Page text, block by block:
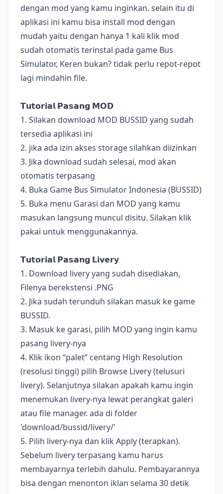
dengan mod yang kamu inginkan. selain itu di
aplikasi ini kamu bisa install mod dengan
mudah yaitu dengan hanya 1 kali klik mod
sudah otomatis terinstal pada game Bus
Simulator, Keren bukan? tidak perlu repot-repot
lagi mindahin file.
𝗧𝘂𝘁𝗼𝗿𝗶𝗮𝗹 𝗣𝗮𝘀𝗮𝗻𝗴 𝗠𝗢𝗗
1. Silakan download MOD BUSSID yang sudah
tersedia aplikasi ini
2. jika ada izin akses storage silahkan diizinkan
3. Jika download sudah selesai, mod akan
otomatis terpasang
4. Buka Game Bus Simulator Indonesia (BUSSID)
5. Buka menu Garasi dan MOD yang kamu
masukan langsung muncul disitu. Silakan klik
pakai untuk menggunakannya.
𝗧𝘂𝘁𝗼𝗿𝗶𝗮𝗹 𝗣𝗮𝘀𝗮𝗻𝗴 𝗟𝗶𝘃𝗲𝗿𝘆
1. Download livery yang sudah disediakan,
Filenya berekstensi .PNG
2. Jika sudah terunduh silakan masuk ke game
BUSSID.
3. Masuk ke garasi, pilih MOD yang ingin kamu
pasang livery-nya
4. Klik ikon “palet” centang High Resolution
(resolusi tinggi) pilih Browse Livery (telusuri
livery). Selanjutnya silakan apakah kamu ingin
menemukan livery-nya lewat perangkat galeri
atau file manager. ada di folder
'download/bussid/livery/'
5. Pilih livery-nya dan klik Apply (terapkan).
Sebelum livery terpasang kamu harus
membayarnya terlebih dahulu. Pembayarannya
bisa dengan menonton iklan selama 30 detik